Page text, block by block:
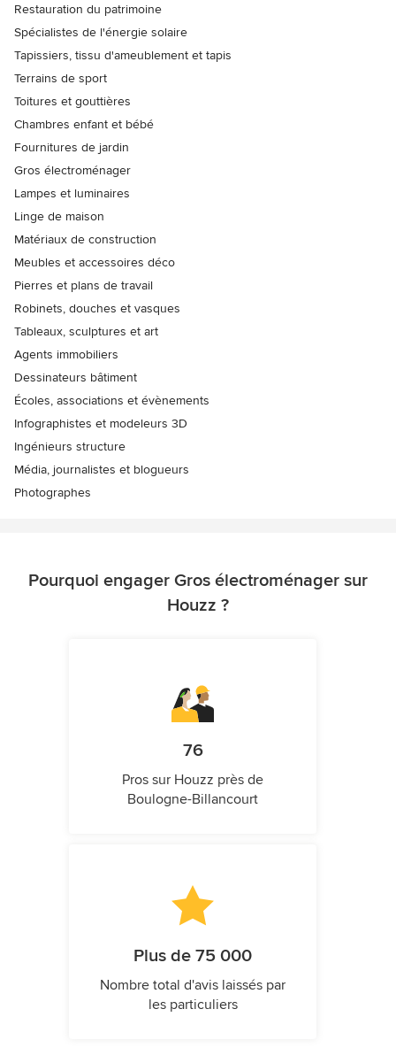
Restauration du patrimoine
Spécialistes de l'énergie solaire
Tapissiers, tissu d'ameublement et tapis
Terrains de sport
Toitures et gouttières
Chambres enfant et bébé
Fournitures de jardin
Gros électroménager
Lampes et luminaires
Linge de maison
Matériaux de construction
Meubles et accessoires déco
Pierres et plans de travail
Robinets, douches et vasques
Tableaux, sculptures et art
Agents immobiliers
Dessinateurs bâtiment
Écoles, associations et évènements
Infographistes et modeleurs 3D
Ingénieurs structure
Média, journalistes et blogueurs
Photographes
Pourquoi engager Gros électroménager sur
Houzz ?
76
Pros sur Houzz près de
Boulogne-Billancourt
Plus de 75 000
Nombre total d'avis laissés par
les particuliers